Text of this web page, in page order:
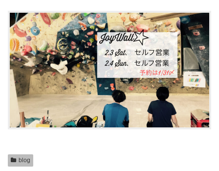
blog